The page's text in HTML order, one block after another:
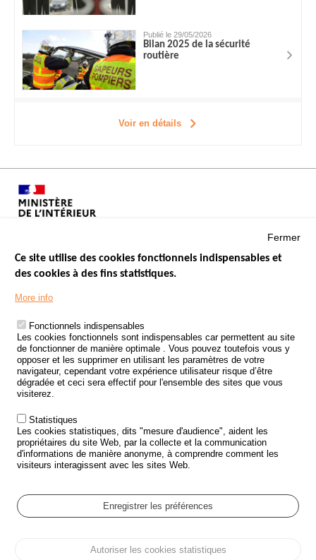
Publié le 29/05/2026
Bilan 2025 de la sécurité
routière
Voir en détails
Menu
Footer
LES SITES PUBLICS
ÉTAT DE L’INSÉCURITÉ ROUTIÈRE
TRAITEMENT DES DONNÉES PERSONNELLES DES ACCIDENTS DE
LA ROUTE
ETUDES ET RECHERCHES
APPEL À PROJETS
POLITIQUE DE SÉCURITÉ ROUTIÈRE
Outils
AGENDA
GLOSSAIRE
Cookie settings
Protection des données personnelles et Cookies
Fermer
Ce site utilise des cookies fonctionnels indispensables et
des cookies à des fins statistiques.
More info
Fonctionnels indispensables
Les cookies fonctionnels sont indispensables car permettent au site
de fonctionner de manière optimale . Vous pouvez toutefois vous y
opposer et les supprimer en utilisant les paramètres de votre
navigateur, cependant votre expérience utilisateur risque d’être
dégradée et ceci sera effectif pour l'ensemble des sites que vous
visiterez.
Statistiques
Les cookies statistiques, dits "mesure d'audience", aident les
propriétaires du site Web, par la collecte et la communication
d'informations de manière anonyme, à comprendre comment les
visiteurs interagissent avec les sites Web.
Enregistrer les préférences
Autoriser les cookies statistiques